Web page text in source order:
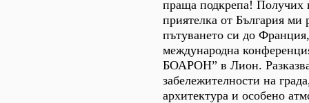
праща подкрепа! Получих
приятелка от България ми
пътуването си до
международна
БОАРОН” в Лион.
забележителности на
архитектура и особено